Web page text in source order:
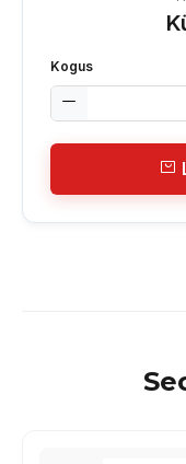
Kogus